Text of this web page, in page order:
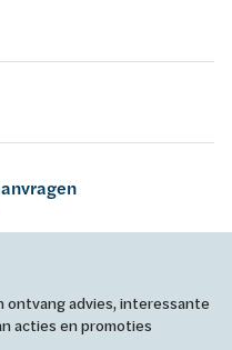
ontvang advies, interessante
acties en promoties